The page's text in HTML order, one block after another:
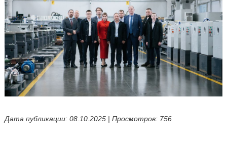
Дата публикации: 08.10.2025 | Просмотров: 756